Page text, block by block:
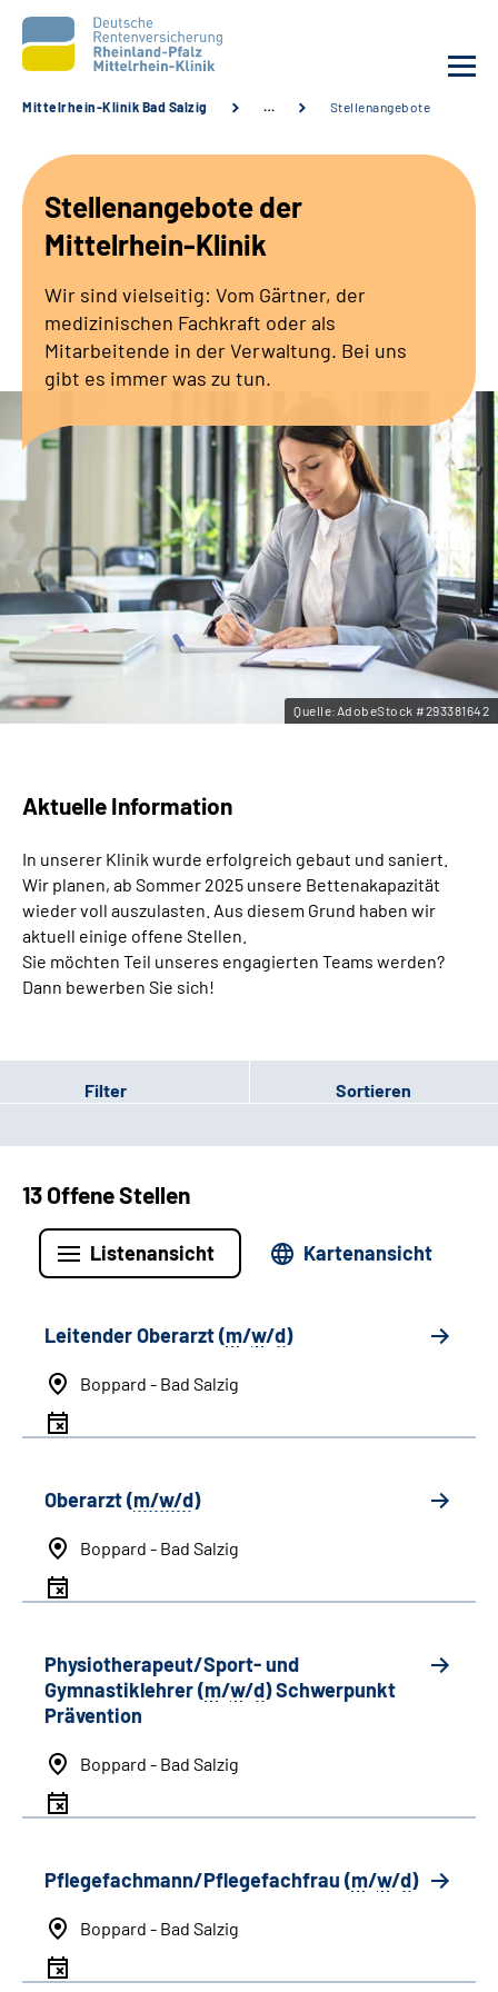
Unsere Angebote
Karriere
Zuweisende &
Leichte Sprache
Gebärdensprache
Mittelrhein-Klinik Bad Salzig … Stellenangebote
Stellenangebote der
Mittelrhein-Klinik
Wir sind vielseitig: Vom Gärtner, der
medizinischen Fachkraft oder als
Mitarbeitende in der Verwaltung. Bei uns
gibt es immer was zu tun.
Quelle:AdobeStock #293381642
Aktuelle Information
In unserer Klinik wurde erfolgreich gebaut und saniert.
Wir planen, ab Sommer 2025 unsere Bettenakapazität
wieder voll auszulasten. Aus diesem Grund haben wir
aktuell einige offene Stellen.
Sie möchten Teil unseres engagierten Teams werden?
Dann bewerben Sie sich!
Filter Sortieren
13 Offene Stellen
Listenansicht Kartenansicht
Leitender Oberarzt (m/w/d)
Boppard - Bad Salzig
Oberarzt (m/w/d)
Boppard - Bad Salzig
Physiotherapeut/Sport- und
Gymnastiklehrer (m/w/d) Schwerpunkt
Prävention
Boppard - Bad Salzig
Pflegefachmann/Pflegefachfrau (m/w/d)
Boppard - Bad Salzig